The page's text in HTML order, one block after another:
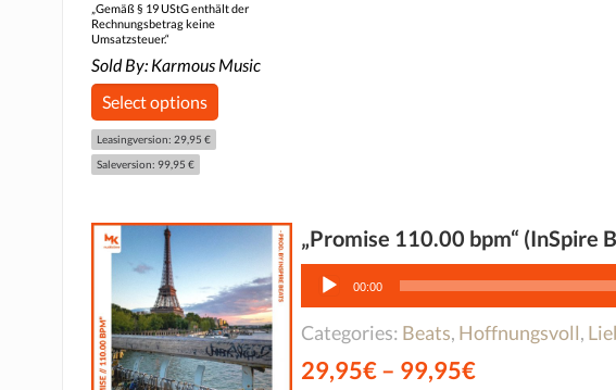
„Gemäß § 19 UStG enthält der
Rechnungsbetrag keine
Umsatzsteuer.“
Sold By: Karmous Music
Select options
Leasingversion: 29,95 €
Saleversion: 99,95 €
„Promise 110.00 bpm“ (InSpire
Audio-
Player
00:00
Categories: Beats, Hoffnungsvoll,
29,95€– 99,95€